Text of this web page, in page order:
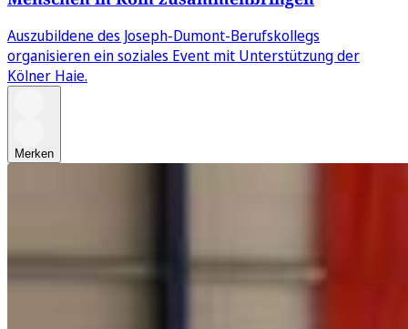
Auszubildene des Joseph-Dumont-Berufskollegs
organisieren ein soziales Event mit Unterstützung der
Kölner Haie.
Merken